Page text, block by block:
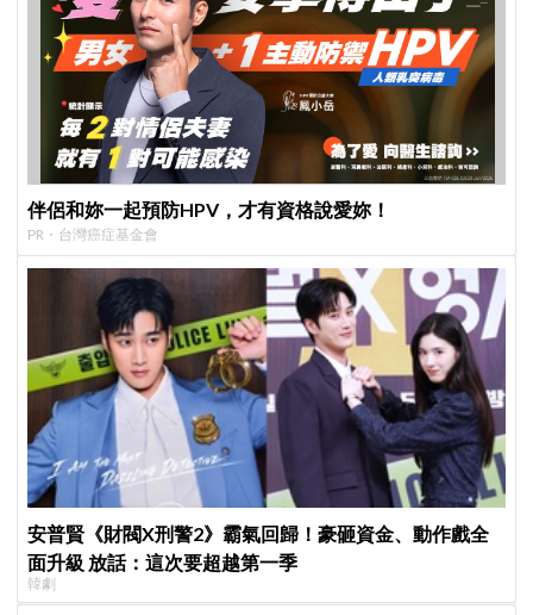
伴侶和妳一起預防HPV，才有資格說愛妳！
PR・台灣癌症基金會
安普賢《財閥X刑警2》霸氣回歸！豪砸資金、動作戲全
面升級 放話：這次要超越第一季
韓劇